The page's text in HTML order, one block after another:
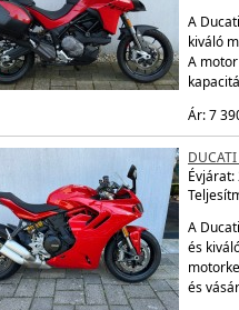
A
kiváló
A
Ár: 7
DUCATI
Évjárat:
A
és
és